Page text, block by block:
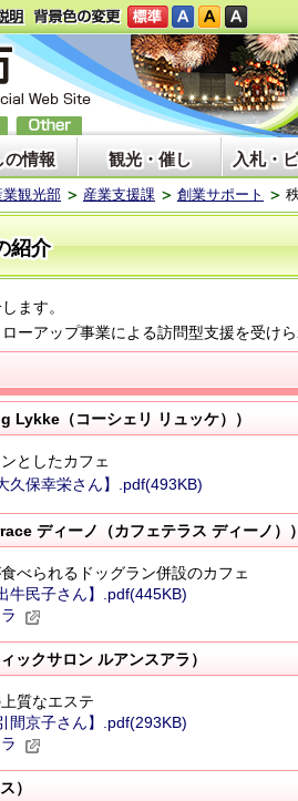
の情報 観光・催し 入札・
業観光部 産業支援課 創業サポート
紹介
ます。
ーアップ事業による訪問型支援を受けら
Lykke（コーシェリ リュッケ））
としたカフェ
久保幸栄さん】.pdf(493KB)
ディーノ（カフェテラス ディーノ））
べられるドッグラン併設のカフェ
牛民子さん】.pdf(445KB)
ックサロン ルアンスアラ）
質なエステ
間京子さん】.pdf(293KB)
）